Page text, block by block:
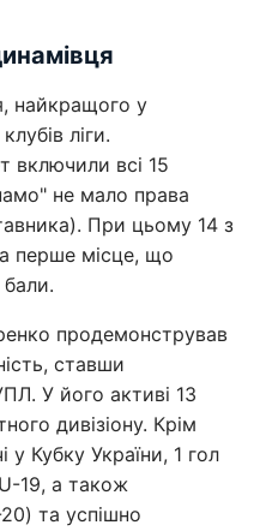
найкращого у
ліги.
включили всі 15
не мало права
При цьому 14 з
перше місце, що
продемонстрував
ставши
У його активі 13
дивізіону. Крім
у Кубку України, 1 гол
U-19, а також
та успішно